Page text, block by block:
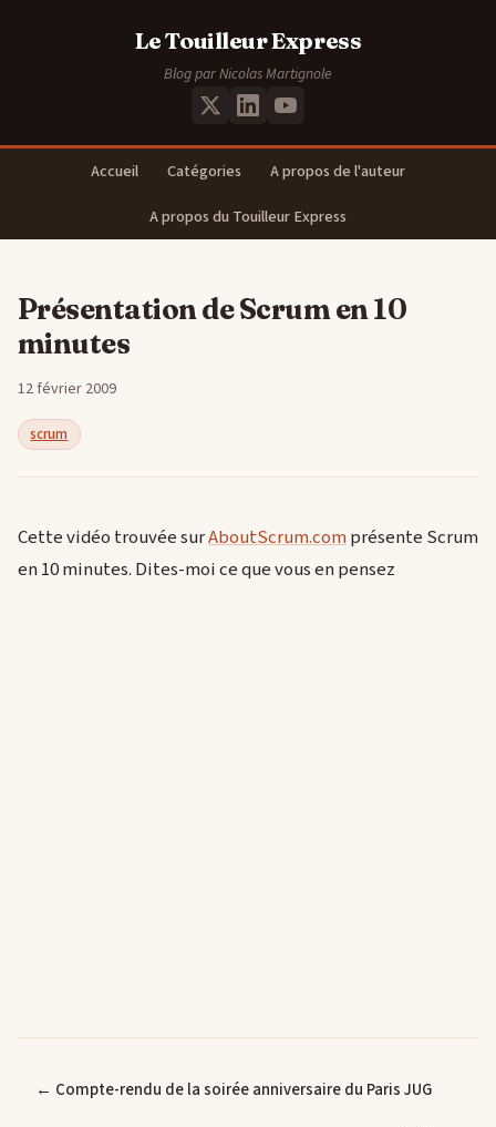
Le Touilleur Express
Blog par Nicolas Martignole
Accueil Catégories
A propos de l'auteur
A propos du Touilleur Express
Présentation de Scrum en 10
minutes
12 février 2009
scrum
Cette vidéo trouvée surAboutScrum.comprésente Scrum
en 10 minutes. Dites-moi ce que vous en pensez
← Compte-rendu de la soirée anniversaire du Paris JUG